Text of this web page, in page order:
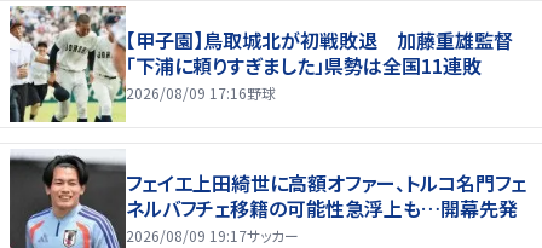
【甲子園】鳥取城北が初戦敗退 加藤重雄監督
「下浦に頼りすぎました」県勢は全国11連敗
2026/08/09 17:16野球
フェイエ上田綺世に高額オファー、トルコ名門フェ
ネルバフチェ移籍の可能性急浮上も…開幕先発
2026/08/09 19:17サッカー